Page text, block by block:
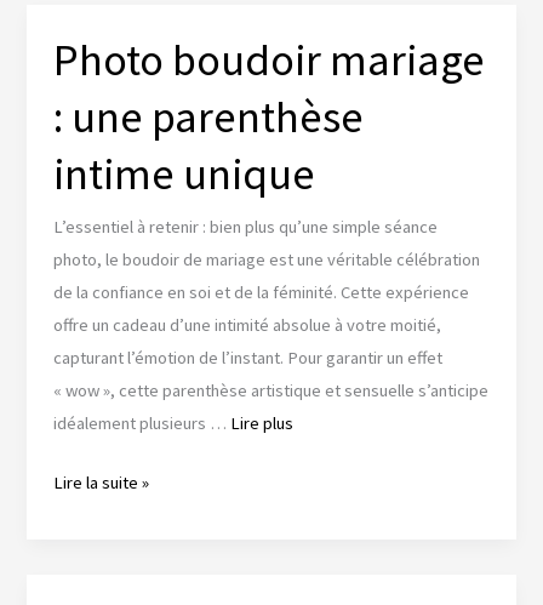
votre
union
légale
de
Photo boudoir mariage
: une parenthèse
intime unique
L’essentiel à retenir : bien plus qu’une simple séance
photo, le boudoir de mariage est une véritable célébration
de la confiance en soi et de la féminité. Cette expérience
offre un cadeau d’une intimité absolue à votre moitié,
capturant l’émotion de l’instant. Pour garantir un effet
« wow », cette parenthèse artistique et sensuelle s’anticipe
idéalement plusieurs … Lire plus
Photo
Lire la suite »